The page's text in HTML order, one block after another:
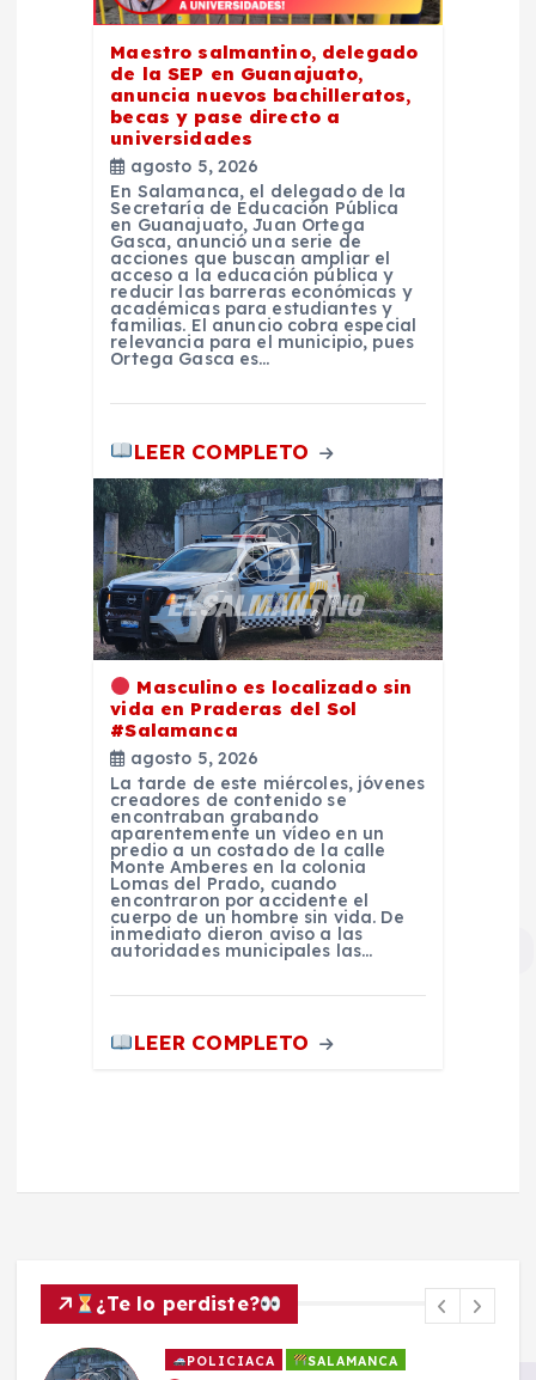
Maestro salmantino, delegado
de la SEP en Guanajuato,
anuncia nuevos bachilleratos,
becas y pase directo a
universidades
agosto 5, 2026
En Salamanca, el delegado de la
Secretaría de Educación Pública
en Guanajuato, Juan Ortega
Gasca, anunció una serie de
acciones que buscan ampliar el
acceso a la educación pública y
reducir las barreras económicas y
académicas para estudiantes y
familias. El anuncio cobra especial
relevancia para el municipio, pues
Ortega Gasca es…
LEER COMPLETO
Masculino es localizado sin
vida en Praderas del Sol
#Salamanca
agosto 5, 2026
La tarde de este miércoles, jóvenes
creadores de contenido se
encontraban grabando
aparentemente un vídeo en un
predio a un costado de la calle
Monte Amberes en la colonia
Lomas del Prado, cuando
encontraron por accidente el
cuerpo de un hombre sin vida. De
inmediato dieron aviso a las
autoridades municipales las…
LEER COMPLETO
¿Te lo perdiste?
POLICIACA SALAMANCA